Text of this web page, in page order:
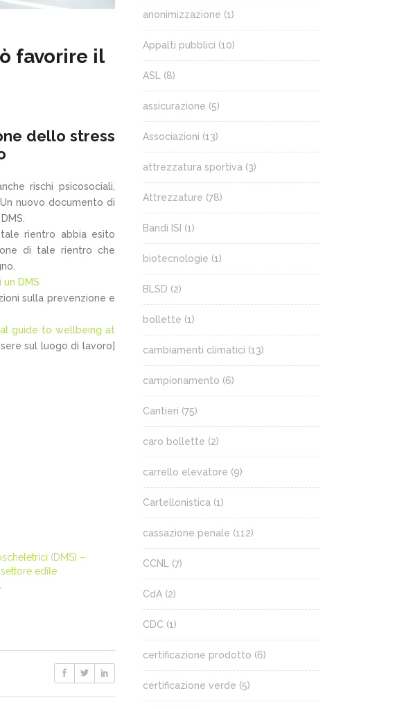
favorire il
dello stress
rischi psicosociali,
nuovo documento di
rientro abbia esito
di tale rientro che
DMS
sulla prevenzione e
guide to wellbeing at
sul luogo di lavoro]
(DMS) –
edile
anonimizzazione (1)
Appalti pubblici (10)
ASL (8)
assicurazione (5)
Associazioni (13)
attrezzatura sportiva (3)
Attrezzature (78)
Bandi ISI (1)
biotecnologie (1)
BLSD (2)
bollette (1)
cambiamenti climatici (13)
campionamento (6)
Cantieri (75)
caro bollette (2)
carrello elevatore (9)
Cartellonistica (1)
cassazione penale (112)
CCNL (7)
CdA (2)
CDC (1)
certificazione prodotto (6)
certificazione verde (5)